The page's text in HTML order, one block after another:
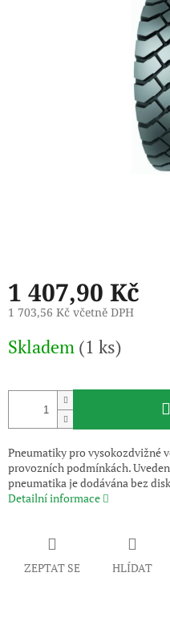
1 407,90 Kč
1 703,56 Kč včetně DPH
cena:
Skladem (1 ks)
Pneumatiky pro vysokozdvižné
provozních podmínkách.
pneumatika je dodávána bez
Detailní informace
ZEPTAT SE HLÍDAT